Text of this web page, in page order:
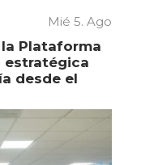
Mié 5. Ago
Plataforma
estratégica
desde el